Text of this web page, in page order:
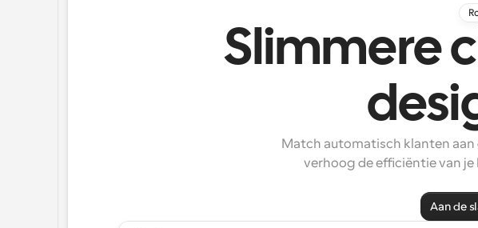
Slimmere
Match automatisch klanten
verhoog de efficiëntie van
Aan de